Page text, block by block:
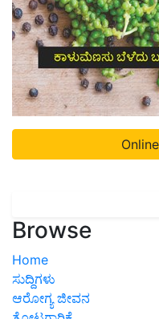
Browse
Home
ಸುದ್ದಿಗಳು
ಆರೋಗ್ಯ ಜೀವನ